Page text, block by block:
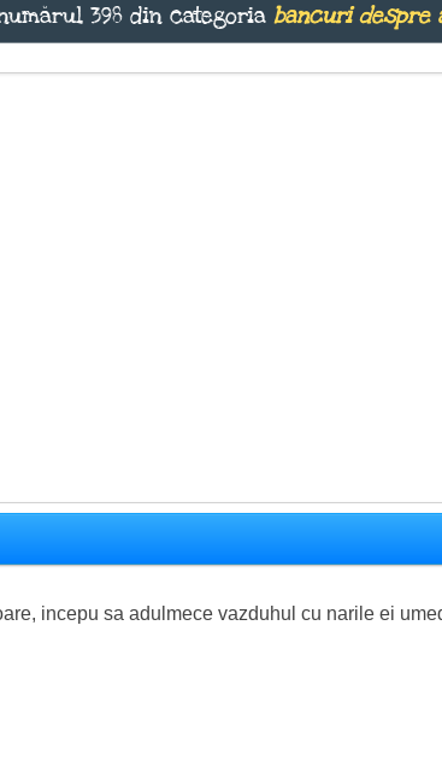
398 din categoria bancuri despre
incepu sa adulmece vazduhul cu narile ei